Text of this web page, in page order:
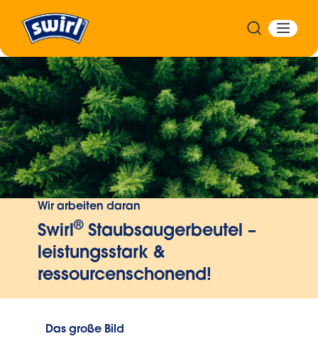
Wir arbeiten daran
Swirl®Staubsaugerbeutel –
leistungsstark &
ressourcenschonend!
Das große Bild